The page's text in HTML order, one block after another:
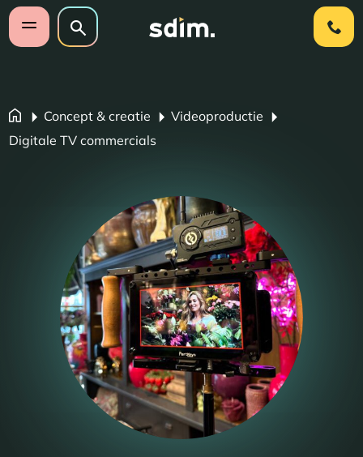
Navigatie overslaan
Open mobiel menu
Zoeken op website
Zoeken
Concept & creatie
Videoproductie
Digitale TV commercials